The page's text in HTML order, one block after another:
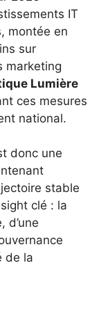
IT
montée en
sur
marketing
Lumière
ces mesures
national.
donc une
stable
clé : la
d’une
de la